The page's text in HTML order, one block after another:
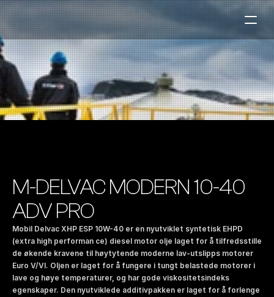
Marine
Auto & Industri
Bensinstasjoner
Våre Produkter
Om Selskapet
NO| EN
Kontakt oss
M-DELVAC MODERN 10-40
ADV PRO
Mobil Delvac XHP ESP 10W-40 er en nyutviklet syntetisk EHPD
(extra high performan ce) diesel motor olje laget for å tilfredsstille
de økende kravene til høytytende moderne lav-utslipps motorer
Euro V/VI. Oljen er laget for å fungere i tungt belastede motorer i
lave og høye temperaturer, og har gode viskositetsindeks
egenskaper. Den nyutviklede additivpakken er laget for å forlenge